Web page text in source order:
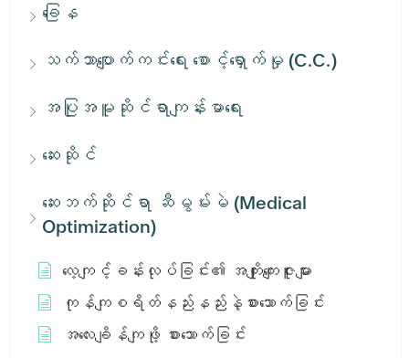
ခြေန
သက်သာပျောက်ကင်းရေး စောင့်ရှောက်မှု (C.C.)
အပြုအမူဆိုင်ရာကျန်းမာရေး
ဆေးဆိုင်
ဆေးဘက်ဆိုင်ရာ ဆီမွမ်းမဲ (Medical
Optimization)
လေ့ကျင့်ခန်းလုပ်ခြင်း၏ အကျိုးကျေးဇူးများ
ကုန်ကျစရိတ်နည်းနည်းနဲ့စားသောက်ခြင်း
အလေးချိန်ကျဖို့ စားသောက်ခြင်း